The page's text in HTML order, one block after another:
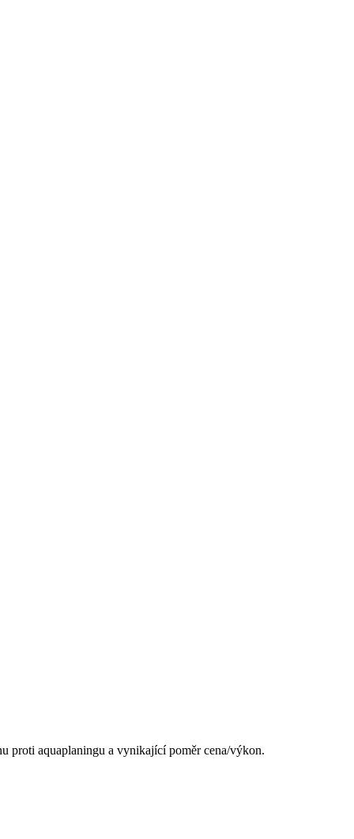
proti aquaplaningu a vynikající poměr cena/výkon.